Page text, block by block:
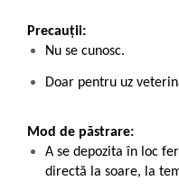
Precauții:
Nu se cunosc.
Doar pentru uz
Mod de păstrare:
A se depozita în loc
directă la soare, la